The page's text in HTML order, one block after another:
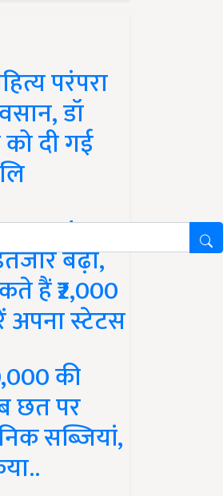
परंपरा
डॉ
को दी गई
Update:
बढ़ा,
हैं ₹2,000
स्टेटस
की
छत पर
सब्जियां,